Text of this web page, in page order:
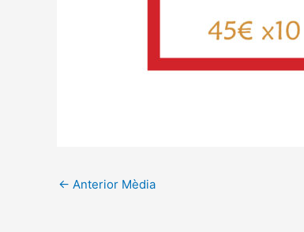
← Anterior Mèdia